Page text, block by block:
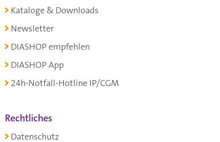
Kataloge & Downloads
Newsletter
DIASHOP empfehlen
DIASHOP App
24h-Notfall-Hotline IP/CGM
Rechtliches
Datenschutz